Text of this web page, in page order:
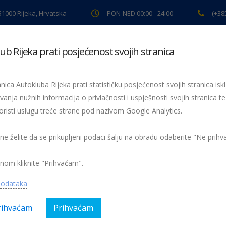
Rijeka, Hrvatska PON-NED 00:00 - 24:00
pregled Pomoć na cesti Servis Preventiva
23. travnja u pet hrvatskih županija – Varaždinskoj,
goranskoj i Gradu Zagrebu.
AK Rijeka, Magazin, Sport
Rijeka prati posjećenost svojih stranica
Autokluba Rijeka prati statističku posjećenost svojih stranica
nužnih informacija o privlačnosti i uspješnosti svojih stranica te
uslugu treće strane pod nazivom Google Analytics.
želite da se prikupljeni podaci šalju na obradu odaberite "Ne
kliknite "Prihvaćam".
Prihvaćam